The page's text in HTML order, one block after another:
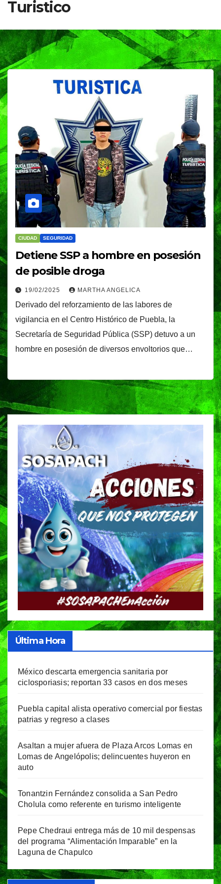
Turistico
CIUDAD SEGURIDAD
Detiene SSP a hombre en posesión
de posible droga
19/02/2025 MARTHA ANGELICA
Derivado del reforzamiento de las labores de
vigilancia en el Centro Histórico de Puebla, la
Secretaría de Seguridad Pública (SSP) detuvo a un
hombre en posesión de diversos envoltorios que…
Última Hora
México descarta emergencia sanitaria por
ciclosporiasis; reportan 33 casos en dos meses
Puebla capital alista operativo comercial por fiestas
patrias y regreso a clases
Asaltan a mujer afuera de Plaza Arcos Lomas en
Lomas de Angelópolis; delincuentes huyeron en
auto
Tonantzin Fernández consolida a San Pedro
Cholula como referente en turismo inteligente
Pepe Chedraui entrega más de 10 mil despensas
del programa “Alimentación Imparable” en la
Laguna de Chapulco